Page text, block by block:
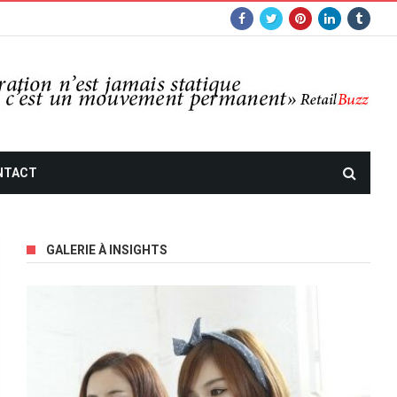
GALERIE À INSIGHTS